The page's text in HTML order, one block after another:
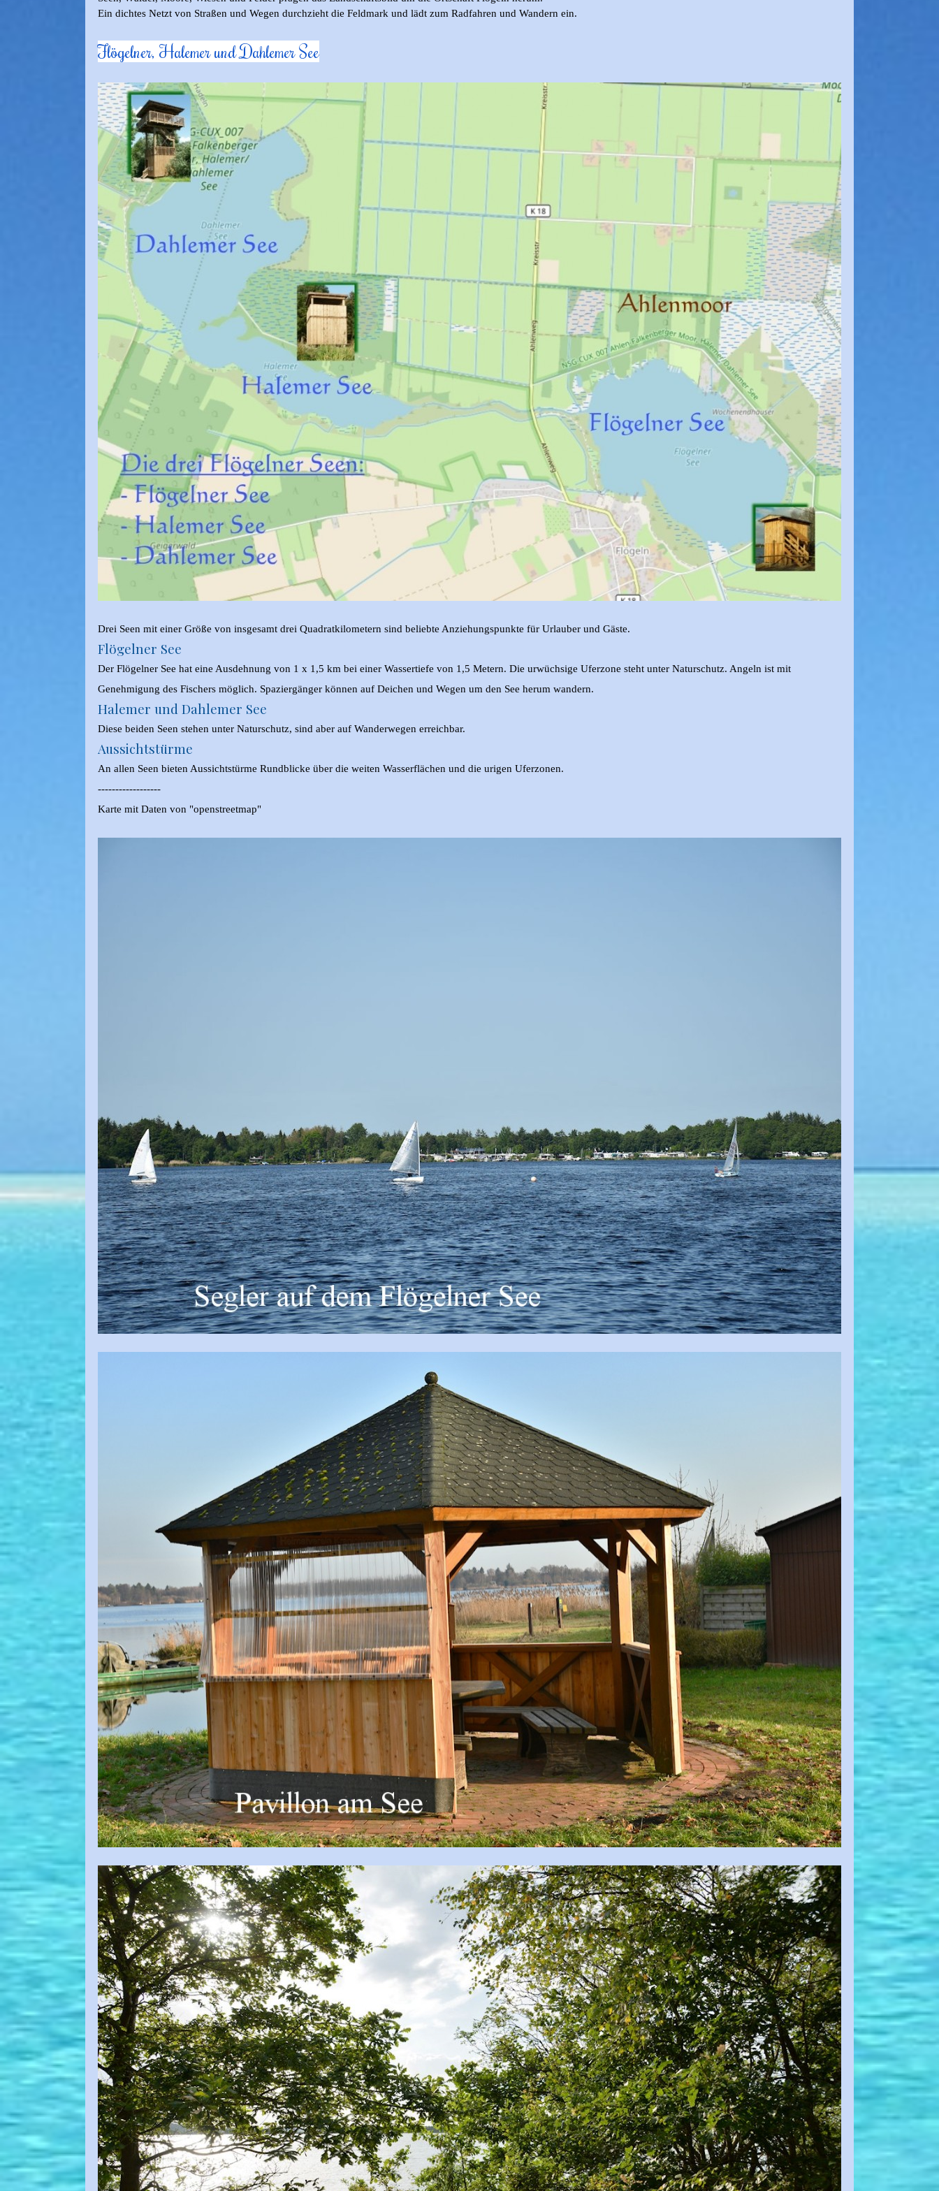
Ein dichtes Netzt von Straßen und Wegen durchzieht die Feldmark und lädt zum Radfahren und Wandern ein.
Flögelner, Halemer und Dahlemer See
Drei Seen mit einer Größe von insgesamt drei Quadratkilometern sind beliebte Anziehungspunkte für Urlauber und Gäste.
Flögelner See
Der Flögelner See hat eine Ausdehnung von 1 x 1,5 km bei einer Wassertiefe von 1,5 Metern. Die urwüchsige Uferzone steht unter Naturschutz. Angeln ist mit
Genehmigung des Fischers möglich. Spaziergänger können auf Deichen und Wegen um den See herum wandern.
Halemer und Dahlemer See
Diese beiden Seen stehen unter Naturschutz, sind aber auf Wanderwegen erreichbar.
Aussichtstürme
An allen Seen bieten Aussichtstürme Rundblicke über die weiten Wasserflächen und die urigen Uferzonen.
------------------
Karte mit Daten von "openstreetmap"